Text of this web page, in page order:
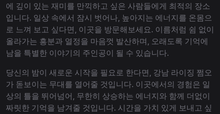
에 깊이 있는 재미를 만끽하고 싶은 사람들에게 최적의 장소
입니다. 일상 속에서 잠시 벗어나, 높아지는 에너지를 온몸으
로 느껴 보고 싶다면, 이곳을 방문해보세요. 이름처럼 쉼 없이
올라가는 흥분과 열정을 마음껏 발산하며, 오래도록 기억에
남을 특별한 이야기의 주인공이 될 수 있습니다.
당신의 밤이 새로운 시작을 필요로 한다면, 강남 라이징 쩜오
가 돋보이는 무대를 열어줄 것입니다. 이곳에서의 경험은 일
상의 틀을 뛰어넘어, 무한히 상승하는 에너지와 함께 더없이
짜릿한 기억을 남겨줄 것입니다. 시간을 가치 있게 보내고 싶